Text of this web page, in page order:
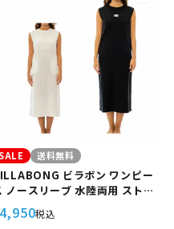
送料無料
ビラボン ワンピー
ノースリーブ 水陸両用 ストレ
チ素材 UPF50+ レディース サ
ィン プール マリンスポーツ
4,950税込